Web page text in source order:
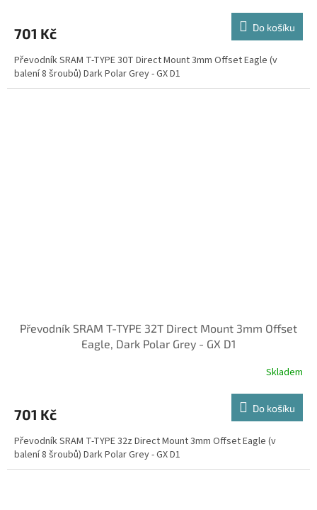
701 Kč Do košíku
Převodník SRAM T-TYPE 30T Direct Mount 3mm Offset Eagle (v
balení 8 šroubů) Dark Polar Grey - GX D1
Převodník SRAM T-TYPE 32T Direct Mount 3mm Offset
Eagle, Dark Polar Grey - GX D1
Skladem
701 Kč Do košíku
Převodník SRAM T-TYPE 32z Direct Mount 3mm Offset Eagle (v
balení 8 šroubů) Dark Polar Grey - GX D1